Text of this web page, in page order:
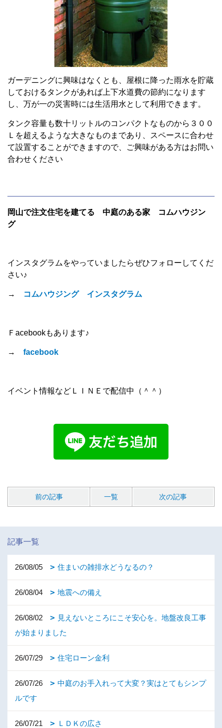
ガーデニングに興味はなくとも、屋根に降った雨水を貯蔵
しておけるタンクがあれば上下水道費の節約になります
し、万が一の災害時には生活用水として利用できます。
タンク容量も数十リットルのコンパクトなものから３００
Ｌを超えるような大きなものまであり、スペースに合わせ
て設置することができますので、ご興味がある方はお問い
合わせください
岡山で注文住宅を建てる 中庭のある家 コムハウジン
グ
インスタグラムをやっていましたらぜひフォローしてくだ
さい♪
→ コムハウジング インスタグラム
Ｆacebookもあります♪
→ facebook
イベント情報などＬＩＮＥで配信中（＾＾）
前の記事 一覧 次の記事
記事一覧
26/08/05 住まいの雑排水どうなるの？
26/08/04 地震への備え
26/08/02
見えないところにこそ安心を。地盤改良工事
が始まりました
26/07/29 住宅ローン金利
26/07/26
中庭のお手入れって大変？実はとてもシンプ
ルです
26/07/21 ＬＤＫの広さ